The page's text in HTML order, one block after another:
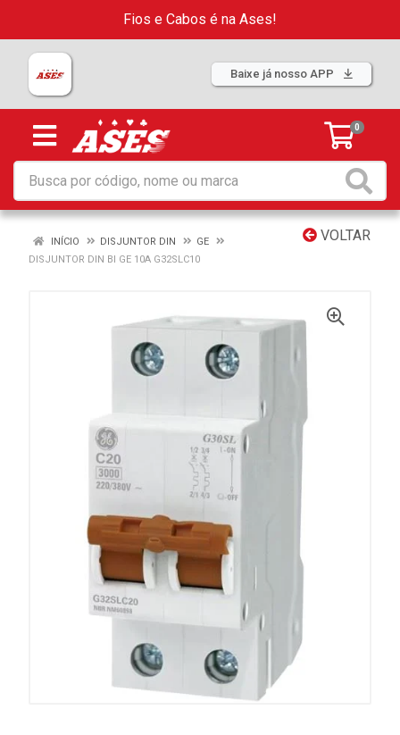
Fios e Cabos é na Ases!
Baixe já nosso APP
0
VOLTAR
INÍCIO DISJUNTOR DIN
GE
DISJUNTOR DIN BI GE 10A G32SLC10